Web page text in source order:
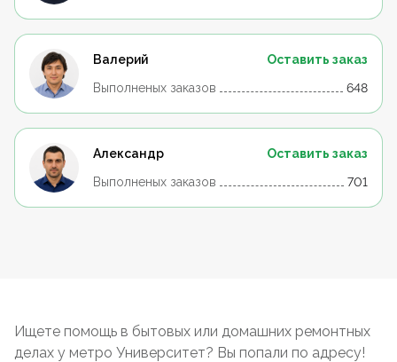
Валерий
Оставить заказ
Выполненых заказов
648
Александр
Оставить заказ
Выполненых заказов
701
Ищете помощь в бытовых или домашних ремонтных
делах у метро Университет? Вы попали по адресу!